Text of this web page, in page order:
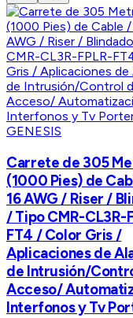
GENESIS
Carrete de 305
(1000 Pies) de
16 AWG / Riser /
/ Tipo CMR-CL3R-
FT4 / Color Gris /
Aplicaciones de
de Intrusión/
Acceso/
Interfonos y Tv